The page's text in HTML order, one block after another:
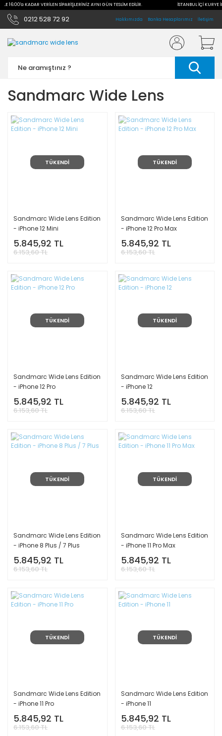
16:00'a KADAR VERİLEN SİPARİŞLERİNİZ AYNI GÜN TESLİM EDİLİR. İSTANBUL İÇİ KURYE
0212 528 72 92 Hakkımızda Banka Hesaplarımız İletişim
Sandmarc Wide Lens
TÜKENDİ
Sandmarc Wide Lens Edition
- iPhone 12 Mini
5.845,92 TL
6.153,60 TL
TÜKENDİ
Sandmarc Wide Lens Edition
- iPhone 12 Pro Max
5.845,92 TL
6.153,60 TL
TÜKENDİ
Sandmarc Wide Lens Edition
- iPhone 12 Pro
5.845,92 TL
6.153,60 TL
TÜKENDİ
Sandmarc Wide Lens Edition
- iPhone 12
5.845,92 TL
6.153,60 TL
TÜKENDİ
Sandmarc Wide Lens Edition
- iPhone 8 Plus / 7 Plus
5.845,92 TL
6.153,60 TL
TÜKENDİ
Sandmarc Wide Lens Edition
- iPhone 11 Pro Max
5.845,92 TL
6.153,60 TL
TÜKENDİ
Sandmarc Wide Lens Edition
- iPhone 11 Pro
5.845,92 TL
6.153,60 TL
TÜKENDİ
Sandmarc Wide Lens Edition
- iPhone 11
5.845,92 TL
6.153,60 TL